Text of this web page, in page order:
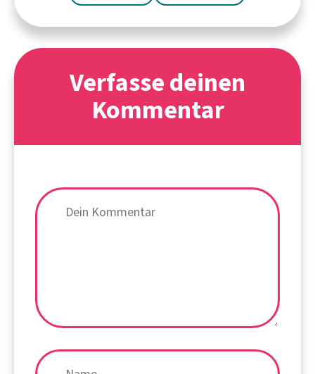
Verfasse deinen
Kommentar